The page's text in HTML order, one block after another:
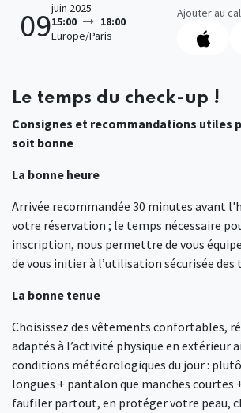
09juin 2025
15:00
18:00
Europe/Paris
Ajouter au
Le temps du check-up !
Consignes et recommandations utiles
soit bonne
La bonne heure
Arrivée recommandée 30 minutes avant
votre réservation ; le temps nécessaire
inscription, nous permettre de vous
de vous initier à l’utilisation sécurisée
La bonne tenue
Choisissez des vêtements confortables,
adaptés à l’activité physique en extérieur
conditions météorologiques du jour :
longues + pantalon que manches courtes
faufiler partout, en protéger votre peau,